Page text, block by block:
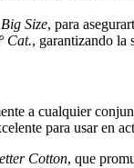
Big Size, para
Cat., garantizando la
a cualquier
para usar en
Cotton, que